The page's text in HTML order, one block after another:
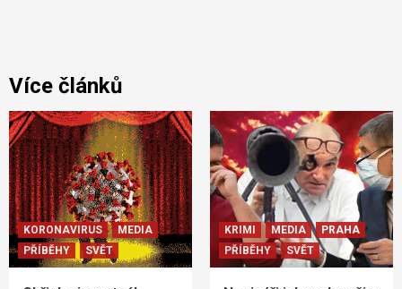
Více článků
KORONAVIRUS
MEDIA
PŘÍBĚHY
SVĚT
KRIMI MEDIA
PRAHA
PŘÍBĚHY
SVĚT